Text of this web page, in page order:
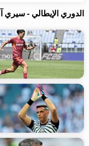
الدوري الإيطالي - سيري آ